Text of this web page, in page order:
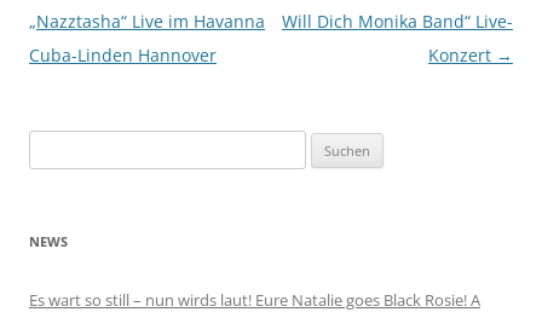
„Nazztasha“ Live im Havanna
Cuba-Linden Hannover
Will Dich Monika Band“ Live-
Konzert →
nach:
NEWS
Es wart so still – nun wirds laut! Eure Natalie goes Black Rosie! A